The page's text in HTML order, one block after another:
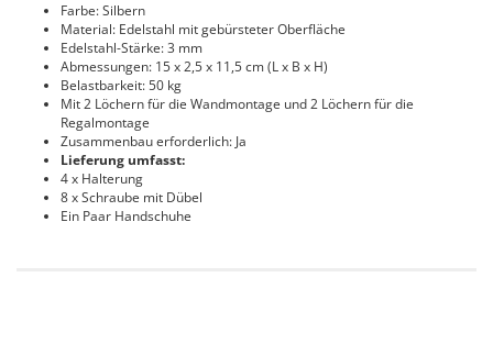
Farbe: Silbern
Material: Edelstahl mit gebürsteter Oberfläche
Edelstahl-Stärke: 3 mm
Abmessungen: 15 x 2,5 x 11,5 cm (L x B x H)
Belastbarkeit: 50 kg
Mit 2 Löchern für die Wandmontage und 2 Löchern für die
Regalmontage
Zusammenbau erforderlich: Ja
Lieferung umfasst:
4 x Halterung
8 x Schraube mit Dübel
Ein Paar Handschuhe